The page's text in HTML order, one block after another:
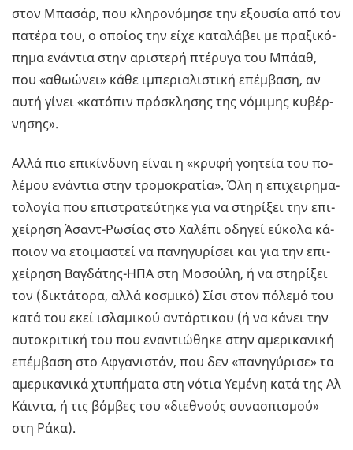
στον Μπα­σάρ, που κλη­ρο­νό­μη­σε την εξου­σία από τον
πα­τέ­ρα του, ο οποί­ος την είχε κα­τα­λά­βει με πρα­ξι­κό­
πη­μα ενά­ντια στην αρι­στε­ρή πτέ­ρυ­γα του Μπάαθ,
που «αθω­ώ­νει» κάθε ιμπε­ρια­λι­στι­κή επέμ­βα­ση, αν
αυτή γίνει «κα­τό­πιν πρό­σκλη­σης της νό­μι­μης κυ­βέρ­
νη­σης».
Αλλά πιο επι­κίν­δυ­νη είναι η «κρυφή γοη­τεία του πο­
λέ­μου ενά­ντια στην τρο­μο­κρα­τία». Όλη η επι­χει­ρη­μα­
το­λο­γία που επι­στρα­τεύ­τη­κε για να στη­ρί­ξει την επι­
χεί­ρη­ση Άσαντ-Ρω­σί­ας στο Χα­λέ­πι οδη­γεί εύ­κο­λα κά­
ποιον να ετοι­μα­στεί να πα­νη­γυ­ρί­σει και για την επι­
χεί­ρη­ση Βα­γδά­της-ΗΠΑ στη Μο­σού­λη, ή να στη­ρί­ξει
τον (δι­κτά­το­ρα, αλλά κο­σμι­κό) Σίσι στον πό­λε­μό του
κατά του εκεί ισλα­μι­κού αντάρ­τι­κου (ή να κάνει την
αυ­το­κρι­τι­κή του που ενα­ντιώ­θη­κε στην αμε­ρι­κα­νι­κή
επέμ­βα­ση στο Αφ­γα­νι­στάν, που δεν «πα­νη­γύ­ρι­σε» τα
αμε­ρι­κα­νι­κά χτυ­πή­μα­τα στη νότια Υε­μέ­νη κατά της Αλ
Κάι­ντα, ή τις βόμ­βες του «διε­θνούς συ­να­σπι­σμού»
στη Ράκα).